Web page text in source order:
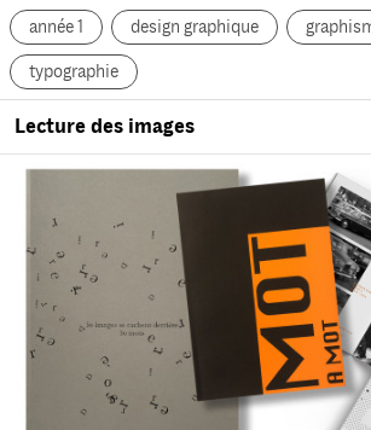
année 1 design graphique
typographie
Lecture des images